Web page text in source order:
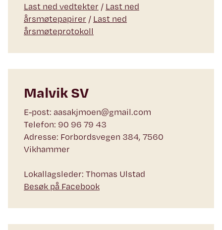
Last ned vedtekter / Last ned
årsmøtepapirer / Last ned
årsmøteprotokoll
Malvik SV
E-post: aasakjmoen@gmail.com
Telefon: 90 96 79 43
Adresse: Forbordsvegen 384, 7560
Vikhammer
Lokallagsleder: Thomas Ulstad
Besøk på Facebook